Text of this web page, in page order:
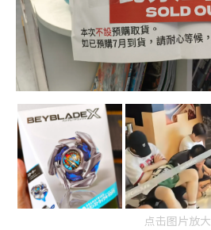
点击图片放大